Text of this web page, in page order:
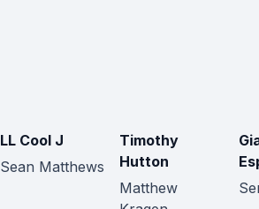
LL Cool J
Sean Matthews
Timothy
Hutton
Matthew